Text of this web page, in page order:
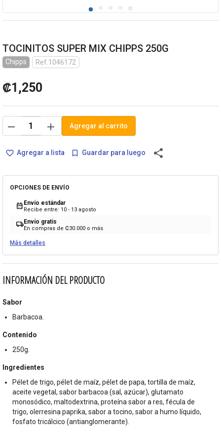
TOCINITOS SUPER MIX CHIPPS 250G
Chipps Ref.1046172
₡1,250
remove add Agregar al carrito
favorite_border Agregar a lista bookmark_border Guardar para luego share
OPCIONES DE ENVÍO
calendar_month Envío estándar
Recibe entre: 10 - 13 agosto
local_shippingEnvío gratis
En compras de ₡30.000 o más
Más detalles
INFORMACIÓN DEL PRODUCTO
Sabor
Barbacoa.
Contenido
250g.
Ingredientes
Pélet de trigo, pélet de maíz, pélet de papa, tortilla de maíz,
aceite vegetal, sabor barbacoa (sal, azúcar), glutamato
monosódico, maltodextrina, proteína sabor a res, fécula de
trigo, olerresina paprika, sabor a tocino, sabor a humo líquido,
fosfato tricálcico (antianglomerante).